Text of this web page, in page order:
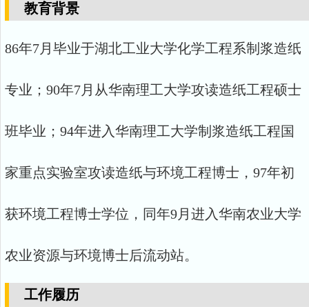
教育背景
86年7月毕业于湖北工业大学化学工程系制浆造纸
专业；90年7月从华南理工大学攻读造纸工程硕士
班毕业；94年进入华南理工大学制浆造纸工程国
家重点实验室攻读造纸与环境工程博士，97年初
获环境工程博士学位，同年9月进入华南农业大学
农业资源与环境博士后流动站。
工作履历